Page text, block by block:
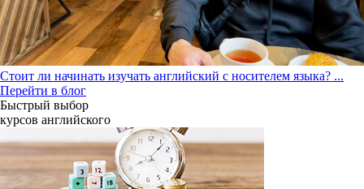
Стоит ли начинать изучать английский с носителем языка? ...
Перейти в блог
Быстрый выбор
курсов английcкого